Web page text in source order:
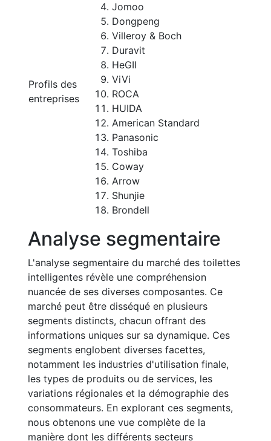
Profils des
entreprises
Jomoo
Dongpeng
Villeroy & Boch
Duravit
HeGII
ViVi
ROCA
HUIDA
American Standard
Panasonic
Toshiba
Coway
Arrow
Shunjie
Brondell
Analyse segmentaire
L'analyse segmentaire du marché des toilettes
intelligentes révèle une compréhension
nuancée de ses diverses composantes. Ce
marché peut être disséqué en plusieurs
segments distincts, chacun offrant des
informations uniques sur sa dynamique. Ces
segments englobent diverses facettes,
notamment les industries d'utilisation finale,
les types de produits ou de services, les
variations régionales et la démographie des
consommateurs. En explorant ces segments,
nous obtenons une vue complète de la
manière dont les différents secteurs